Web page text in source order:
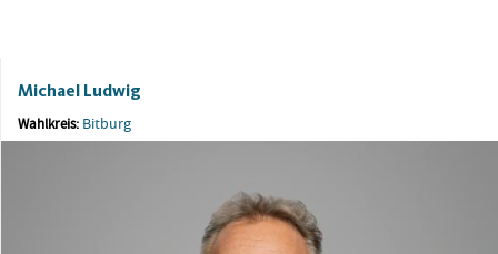
Michael Ludwig
Wahlkreis: Bitburg